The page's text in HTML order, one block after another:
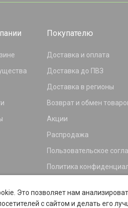
Покупателю
Доставка и оплата
Доставка до ПВЗ
Доставка в регионы
Возврат и обмен
Акции
Распродажа
Пользовательское
Политика
Программа лояльности
Это позволяет нам
с сайтом и делать его